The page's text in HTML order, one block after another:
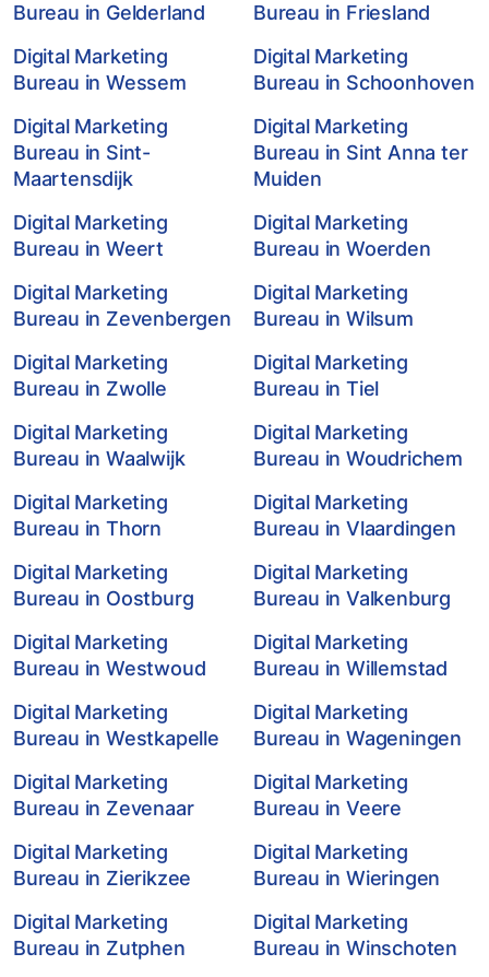
Bureau in Gelderland
Bureau in Friesland
Digital Marketing
Bureau in Wessem
Digital Marketing
Bureau in Schoonhoven
Digital Marketing
Bureau in Sint-
Maartensdijk
Digital Marketing
Bureau in Sint Anna ter
Muiden
Digital Marketing
Bureau in Weert
Digital Marketing
Bureau in Woerden
Digital Marketing
Bureau in Zevenbergen
Digital Marketing
Bureau in Wilsum
Digital Marketing
Bureau in Zwolle
Digital Marketing
Bureau in Tiel
Digital Marketing
Bureau in Waalwijk
Digital Marketing
Bureau in Woudrichem
Digital Marketing
Bureau in Thorn
Digital Marketing
Bureau in Vlaardingen
Digital Marketing
Bureau in Oostburg
Digital Marketing
Bureau in Valkenburg
Digital Marketing
Bureau in Westwoud
Digital Marketing
Bureau in Willemstad
Digital Marketing
Bureau in Westkapelle
Digital Marketing
Bureau in Wageningen
Digital Marketing
Bureau in Zevenaar
Digital Marketing
Bureau in Veere
Digital Marketing
Bureau in Zierikzee
Digital Marketing
Bureau in Wieringen
Digital Marketing
Bureau in Zutphen
Digital Marketing
Bureau in Winschoten